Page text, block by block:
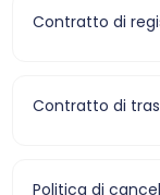
Contratto di
Contratto di
Politica di